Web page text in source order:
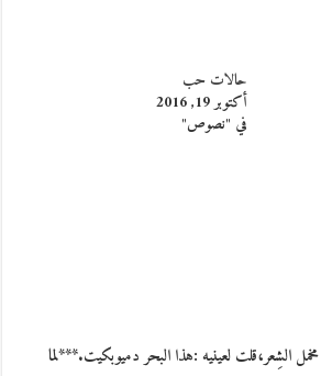
حالات حب
أكتوبر 19, 2016
في "نصوص"
الشِعر،قلت لعينيه :هذا البحر دميوبكيت.***لما